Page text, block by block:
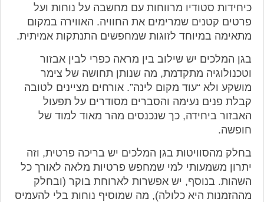
כיחידות סטודיו מרווחות עם מחשבה על נוחות ועל
פרטים קטנים שמרימים את החוויה. האווירה במקום
מתאימה במיוחד לזוגות שמחפשים התנתקות אמיתית.
בגן המלכים יש שילוב בין מראה כפרי לבין אבזור
וטכנולוגיה מתקדמת, מה שנותן תחושה של צימר
מושקע ולא “עוד מקום לינה”. אורחים מציינים לטובה
קבלת פנים נעימה והסברים מסודרים על תפעול
האבזור ביחידה, כך שנכנסים מהר מאוד למוד של
חופשה.
בחלק מהסוויטות בגן המלכים יש בריכה פרטית, וזה
יתרון משמעותי למי שמחפש פרטיות מלאה לאורך כל
השהות. בנוסף, יש אפשרות לארוחת בוקר (ובחלק
מההזמנות היא כלולה), מה שמוסיף נוחות בלי להעמיס